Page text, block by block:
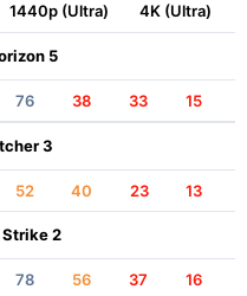
1440p (Ultra) 4K (Ultra)
5
76 38 33 15
3
52 40 23 13
2
78 56 37 16